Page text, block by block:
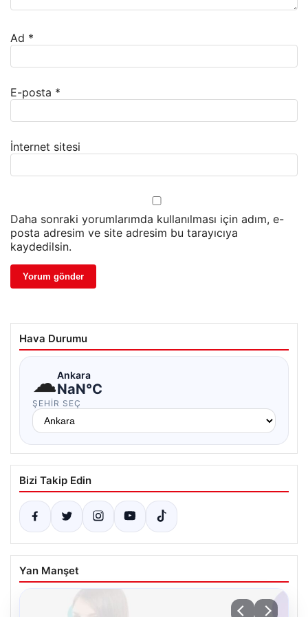
Ad *
E-posta *
İnternet sitesi
Daha sonraki yorumlarımda kullanılması için adım, e-
posta adresim ve site adresim bu tarayıcıya
kaydedilsin.
Hava Durumu
☁Ankara
NaN°C
ŞEHIR SEÇ
Bizi Takip Edin
Yan Manşet